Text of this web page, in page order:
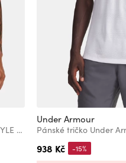
Pánské tričko Under Armour UA SPORTSTYLE LOGO UPDATE SS
Under Armour
Pánské tričko Under
938 Kč -15%